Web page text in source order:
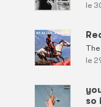
le
le
so